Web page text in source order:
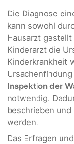
Die Diagnose
kann sowohl
Hausarzt
Kinderarzt die
Kinderkrankheit
Inspektion der
notwendig.
beschrieben
werden.
Das Erfragen